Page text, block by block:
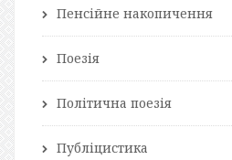
Пенсійне накопичення
Поезія
Політична поезія
Публіцистика